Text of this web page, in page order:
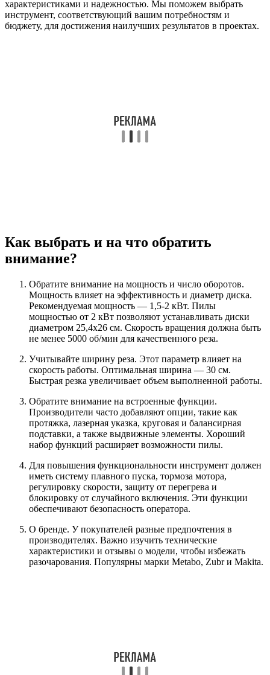
характеристиками и надежностью. Мы поможем выбрать
инструмент, соответствующий вашим потребностям и
бюджету, для достижения наилучших результатов в проектах.
Как выбрать и на что обратить
внимание?
Обратите внимание на мощность и число оборотов.
Мощность влияет на эффективность и диаметр диска.
Рекомендуемая мощность — 1,5-2 кВт. Пилы
мощностью от 2 кВт позволяют устанавливать диски
диаметром 25,4х26 см. Скорость вращения должна быть
не менее 5000 об/мин для качественного реза.
Учитывайте ширину реза. Этот параметр влияет на
скорость работы. Оптимальная ширина — 30 см.
Быстрая резка увеличивает объем выполненной работы.
Обратите внимание на встроенные функции.
Производители часто добавляют опции, такие как
протяжка, лазерная указка, круговая и балансирная
подставки, а также выдвижные элементы. Хороший
набор функций расширяет возможности пилы.
Для повышения функциональности инструмент должен
иметь систему плавного пуска, тормоза мотора,
регулировку скорости, защиту от перегрева и
блокировку от случайного включения. Эти функции
обеспечивают безопасность оператора.
О бренде. У покупателей разные предпочтения в
производителях. Важно изучить технические
характеристики и отзывы о модели, чтобы избежать
разочарования. Популярны марки Metabo, Zubr и Makita.